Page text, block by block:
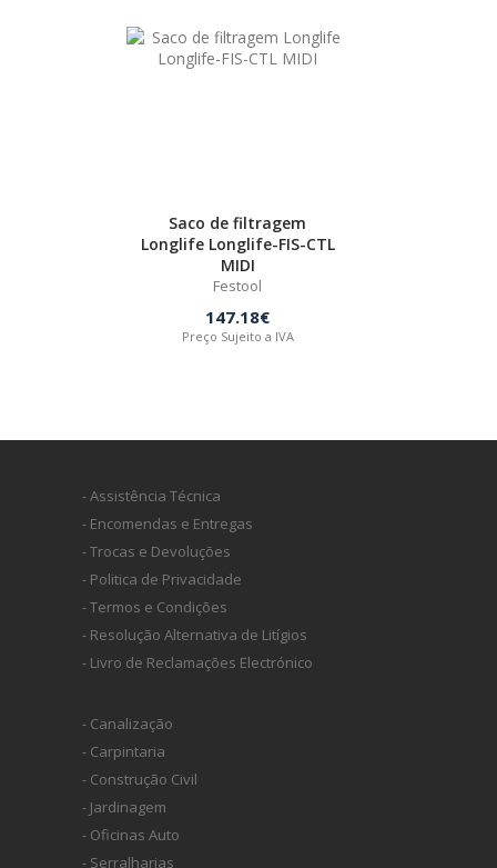
Saco de filtragem
Longlife Longlife-FIS-CTL
MIDI
Festool
147.18€
Preço Sujeito a IVA
- Assistência Técnica
- Encomendas e Entregas
- Trocas e Devoluções
- Politica de Privacidade
- Termos e Condições
- Resolução Alternativa de Litígios
- Livro de Reclamações Electrónico
- Canalização
- Carpintaria
- Construção Civil
- Jardinagem
- Oficinas Auto
- Serralharias